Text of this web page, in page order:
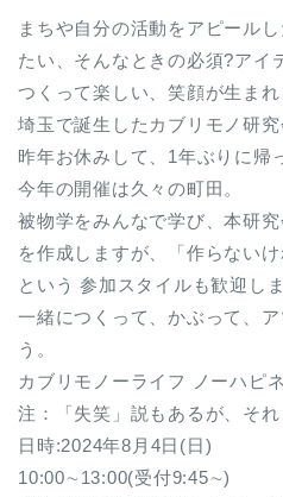
まちや自分の活動をアピール
たい、そんなときの必須?アイ
つくって楽しい、笑顔が生ま
埼玉で誕生したカブリモノ研究
昨年お休みして、1年ぶりに帰
今年の開催は久々の町田。
被物学をみんなで学び、本研
を作成しますが、「作らない
という 参加スタイルも歓迎しま
一緒につくって、かぶって、
う。
カブリモノーライフ ノーハピネ
注：「失笑」説もあるが、それ
日時:2024年8月4日(日)
10:00∼13:00(受付9:45∼)